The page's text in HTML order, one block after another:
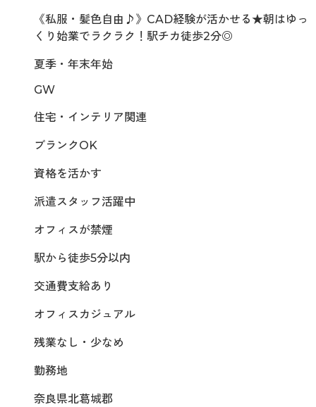
《私服・髪色自由♪》CAD経験が活かせる★朝はゆっ
くり始業でラクラク！駅チカ徒歩2分◎
夏季・年末年始
GW
住宅・インテリア関連
ブランクOK
資格を活かす
派遣スタッフ活躍中
オフィスが禁煙
駅から徒歩5分以内
交通費支給あり
オフィスカジュアル
残業なし・少なめ
勤務地
奈良県北葛城郡